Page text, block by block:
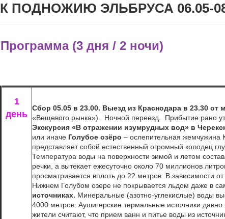
К ПОДНОЖИЮ ЭЛЬБРУСА 06.05-
Программа (3 дня / 2 ночи)
1
день
Сбор 05.05 в 23.00. Выезд из Краснодара в 23.30 от
«Вещевого рынка»). Ночной переезд. Прибытие рано
Экскурсия «В отражении изумрудных вод» в
или иначе Голубое озёро – ослепительная жемчужина
представляет собой естественный огромный колодец
Температура воды на поверхности зимой и летом
речки, а вытекает ежесуточно около 70 миллионов
просматривается вплоть до 22 метров. В зависимости
Нижнем Голубом озере не покрывается льдом даже в
источниках. Минеральные (азотно-углекислые) воды
4000 метров. Аушигерские термальные источники
жители считают, что прием ванн и питье воды из